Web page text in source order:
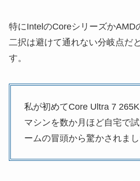
特にIntelのCoreシリーズかAMD
二択は避けて通れない分岐点だ
す。
私が初めてCore Ultra 7
マシンを数か月ほど自宅で
ームの冒頭から驚かされまし